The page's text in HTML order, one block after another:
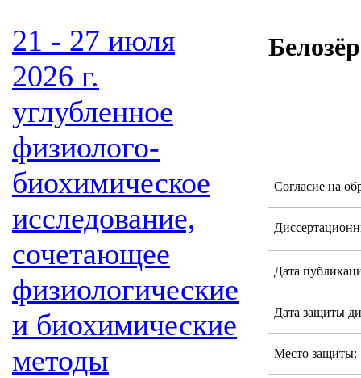
21 - 27 июля
2026 г.
углубленное
физиолого-
биохимическое
исследование,
сочетающее
физиологические
и биохимические
методы
Согласие на
Дата
Дата защиты
Место защиты: